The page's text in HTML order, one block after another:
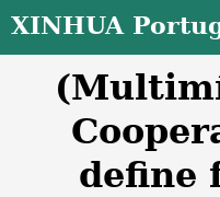
XINHUA
define